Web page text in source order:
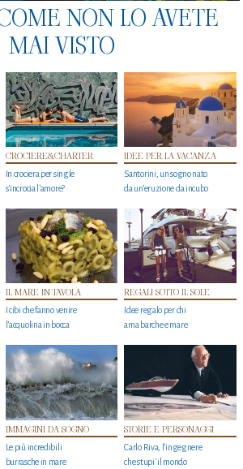
NON LO AVETE
MAI VISTO
CROCIERE&CHARTER
In crociera per single
s'incrocia l’amore?
IDEE PER LA VACANZA
Santorini, un sogno nato
da un’eruzione da incubo
IL MARE IN TAVOLA
I cibi che fanno venire
l’acquolina in bocca
REGALI SOTTO IL SOLE
Idee regalo per chi
ama barche e mare
IMMAGINI DA SOGNO
Le più incredibili
burrasche in mare
STORIE E PERSONAGGI
Carlo Riva, l’ingegnere
che stupi' il mondo